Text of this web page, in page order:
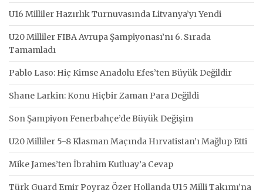
U16 Milliler Hazırlık Turnuvasında Litvanya’yı Yendi
U20 Milliler FIBA Avrupa Şampiyonası’nı 6. Sırada
Tamamladı
Pablo Laso: Hiç Kimse Anadolu Efes’ten Büyük Değildir
Shane Larkin: Konu Hiçbir Zaman Para Değildi
Son Şampiyon Fenerbahçe’de Büyük Değişim
U20 Milliler 5-8 Klasman Maçında Hırvatistan’ı Mağlup Etti
Mike James’ten İbrahim Kutluay’a Cevap
Türk Guard Emir Poyraz Özer Hollanda U15 Milli Takımı’na